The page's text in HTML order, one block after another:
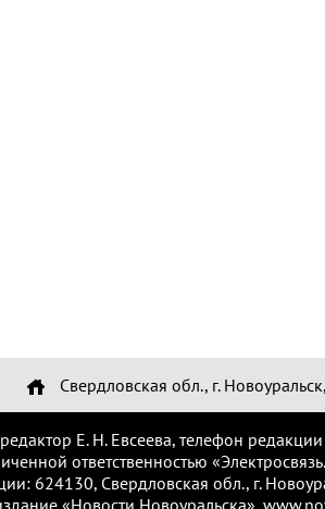
Свердловская обл., г.
Е. Н. Евсеева, телефон
ответственностью
624130, Свердловская обл., г.